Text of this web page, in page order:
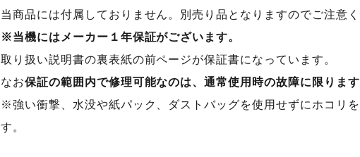
当商品には付属しておりません。別売り品となりますのでご注意く
※当機にはメーカー１年保証がございます。
取り扱い説明書の裏表紙の前ページが保証書になっています。
なお保証の範囲内で修理可能なのは、通常使用時の故障に限ります
※強い衝撃、水没や紙パック、ダストバッグを使用せずにホコリ
す。